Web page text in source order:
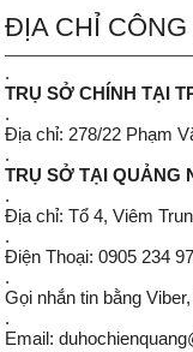
ĐỊA CHỈ CÔNG
.
TRỤ SỞ CHÍNH TẠI
.
Địa chỉ: 278/22 Phạm
.
TRỤ SỞ TẠI QUẢNG
.
Địa chỉ: Tổ 4, Viêm
.
Điện Thoại: 0905 234
.
Gọi nhắn tin bằng
.
Email: